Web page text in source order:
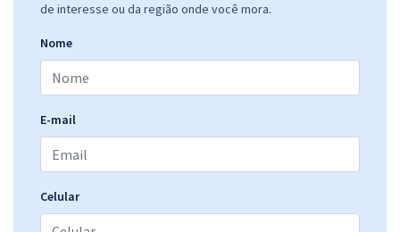
de interesse ou da região onde você mora.
Nome
E-mail
Celular